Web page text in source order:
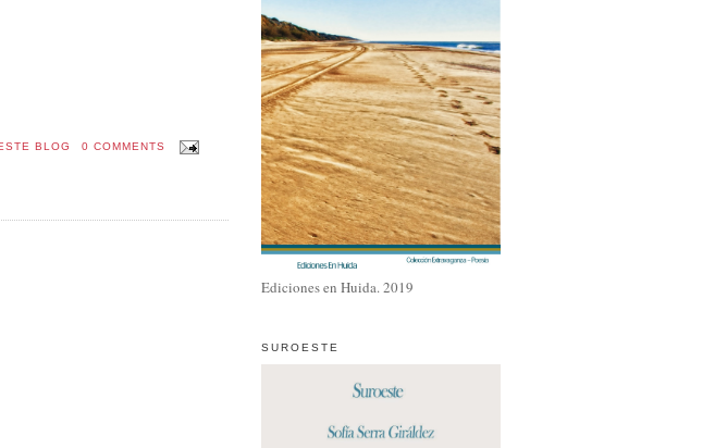
BLOG 0 COMMENTS
Ediciones en Huida. 2019
SUROESTE